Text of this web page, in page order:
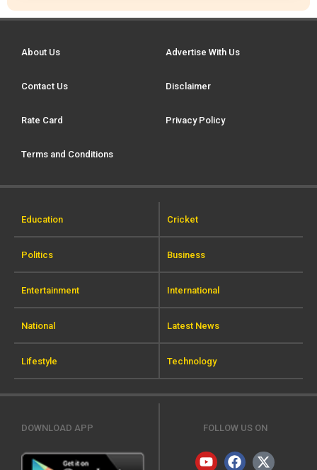
About Us Advertise With Us
Contact Us Disclaimer
Rate Card Privacy Policy
Terms and Conditions
Education Cricket
Politics Business
Entertainment International
National Latest News
Lifestyle Technology
DOWNLOAD APP FOLLOW US ON